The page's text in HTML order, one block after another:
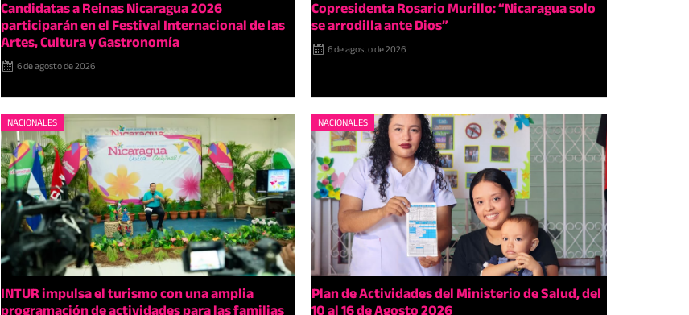
Candidatas a Reinas Nicaragua 2026
participarán en el Festival Internacional de las
Artes, Cultura y Gastronomía
6 de agosto de 2026
Copresidenta Rosario Murillo: “Nicaragua solo
se arrodilla ante Dios”
6 de agosto de 2026
NACIONALES
INTUR impulsa el turismo con una amplia
NACIONALES
Plan de Actividades del Ministerio de Salud, del